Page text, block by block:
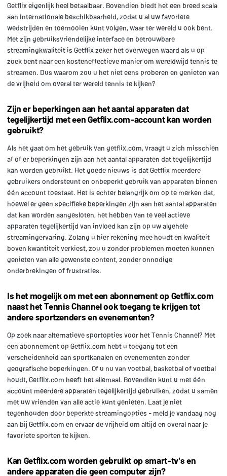
Getflix eigenlijk heel betaalbaar. Bovendien biedt het een breed scala
aan internationale beschikbaarheid, zodat u al uw favoriete
wedstrijden en toernooien kunt volgen, waar ter wereld u ook bent.
Met zijn gebruiksvriendelijke interface en betrouwbare
streamingkwaliteit is Getflix zeker het overwegen waard als u op
zoek bent naar een kosteneffectieve manier om wereldwijd tennis te
streamen. Dus waarom zou u het niet eens proberen en genieten van
de vrijheid om overal ter wereld tennis te kijken?
Zijn er beperkingen aan het aantal apparaten dat
tegelijkertijd met een Getflix.com-account kan worden
gebruikt?
Als het gaat om het gebruik van getflix.com, vraagt u zich misschien
af of er beperkingen zijn aan het aantal apparaten dat tegelijkertijd
kan worden gebruikt. Het goede nieuws is dat Getflix meerdere
gebruikers ondersteunt en onbeperkt gebruik van apparaten binnen
één account toestaat. Het is echter belangrijk om op te merken dat,
hoewel er geen specifieke beperkingen zijn aan het aantal apparaten
dat kan worden aangesloten, het hebben van te veel actieve
apparaten tegelijkertijd van invloed kan zijn op uw algehele
streamingervaring. Zolang u hier rekening mee houdt en kwaliteit
boven kwantiteit verkiest, zou u zonder problemen moeten kunnen
genieten van alle gewenste content, zonder onnodige
onderbrekingen of frustraties.
Is het mogelijk om met een abonnement op Getflix.com
naast het Tennis Channel ook toegang te krijgen tot
andere sportzenders en evenementen?
Op zoek naar alternatieve sportopties voor het Tennis Channel? Met
een abonnement op Getflix.com hebt u toegang tot een
verscheidenheid aan sportkanalen en evenementen zonder
geografische beperkingen. Of u nu van voetbal, basketbal of voetbal
houdt, Getflix.com heeft het allemaal. Bovendien kunt u met één
account meerdere apparaten tegelijkertijd gebruiken, zodat u samen
met uw vrienden van alle actie kunt genieten. Laat je niet
tegenhouden door beperkte streamingopties - meld je vandaag nog
aan bij Getflix.com en ervaar de vrijheid om altijd en overal naar je
favoriete sporten te kijken.
Kan Getflix.com worden gebruikt op smart-tv's en
andere apparaten die geen computer zijn?